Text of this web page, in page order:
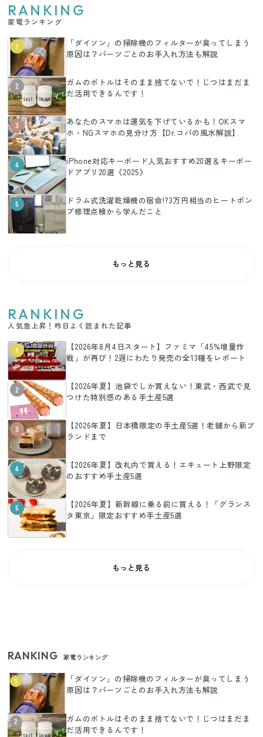
RANKING
家電ランキング
1
「ダイソン」の掃除機のフィルターが臭ってしまう
原因は？パーツごとのお手入れ方法も解説
2
ガムのボトルはそのまま捨てないで！じつはまだま
だ活用できるんです！
3
あなたのスマホは運気を下げているかも！OKスマ
ホ・NGスマホの見分け方【Dr.コパの風水解説】
4
iPhone対応キーボード人気おすすめ20選＆キーボー
ドアプリ20選《2025》
5
ドラム式洗濯乾燥機の宿命!?3万円相当のヒートポン
プ修理点検から学んだこと
もっと見る
RANKING
人気急上昇！昨日よく読まれた記事
1
【2026年8月4日スタート】ファミマ「45%増量作
戦」が再び！2週にわたり発売の全13種をレポート
2
【2026年夏】池袋でしか買えない！東武・西武で見
つけた特別感のある手土産5選
3
【2026年夏】日本橋限定の手土産5選！老舗から新ブ
ランドまで
4
【2026年夏】改札内で買える！エキュート上野限定
のおすすめ手土産5選
5
【2026年夏】新幹線に乗る前に買える！「グランス
タ東京」限定おすすめ手土産5選
もっと見る
RANKING 家電ランキング
1
「ダイソン」の掃除機のフィルターが臭ってしまう
原因は？パーツごとのお手入れ方法も解説
2
ガムのボトルはそのまま捨てないで！じつはまだま
だ活用できるんです！